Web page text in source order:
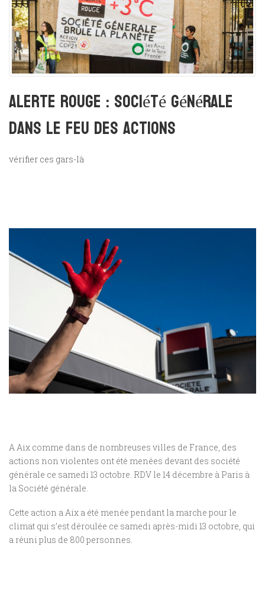
Alerte rouge : Société Générale
dans le feu des actions
vérifier ces gars-là
A Aix comme dans de nombreuses villes de France, des
actions non violentes ont été menées devant des société
générale ce samedi 13 octobre. RDV le 14 décembre à Paris à
la Société générale.
Cette action a Aix a été menée pendant la marche pour le
climat qui s’est déroulée ce samedi après-midi 13 octobre, qui
a réuni plus de 800 personnes.